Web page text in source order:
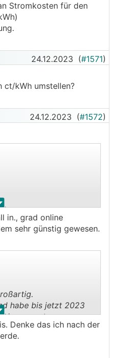
Stromkosten für den
24.12.2023 (#1571)
ct/kWh umstellen?
24.12.2023 (#1572)
.
bis vor 2 Jahren
bei EVN einen Fixtarif
Tarife sehr daran und
zu wechseln.
auch bei EVN
brutto Energiepreis.
nicht!
in., grad online
sehr günstig gewesen.
.
habe bis jetzt 2023
knapp unter
Netzkosten) an
Bezug (etwa
Denke das ich nach der